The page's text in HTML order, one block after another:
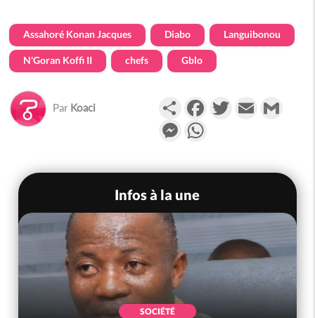
Assahoré Konan Jacques Diabo Languibonou
N'Goran Koffi II chefs Gblo
Par Koaci PartagerFacebookTwitterEmail
Messenger
Infos à la une